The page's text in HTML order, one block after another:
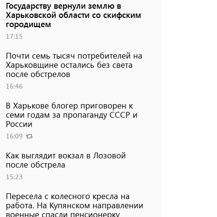
Государству вернули землю в
Харьковской области со скифским
городищем
17:15
Почти семь тысяч потребителей на
Харьковщине остались без света
после обстрелов
16:46
В Харькове блогер приговорен к
семи годам за пропаганду СССР и
России
16:09
Как выглядит вокзал в Лозовой
после обстрела
15:23
Пересела с колесного кресла на
работа. На Купянском направлении
военные спасли пенсионерку